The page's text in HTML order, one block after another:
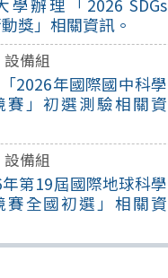
學辦理「2026 SDGs
獎」相關資訊。
設備組
2026年國際國中科學
賽」初選測驗相關資
設備組
第19屆國際地球科學
賽全國初選」相關資